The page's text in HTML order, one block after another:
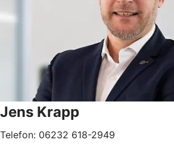
Jens Krapp
Telefon: 06232 618-2949